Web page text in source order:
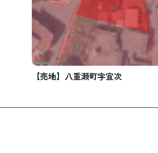
【売地】八重瀬町字宜次